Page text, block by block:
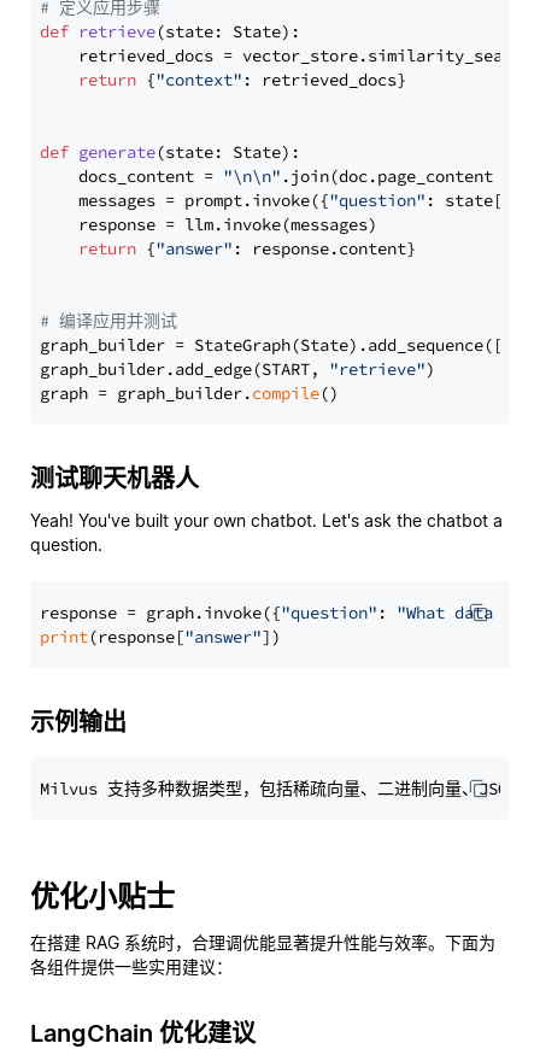
# 定义应用步骤
def retrieve(state: State):
retrieved_docs =
return {"context" : retrieved_docs}
def generate(state: State):
    docs_content =
"\n\n" .join(doc.page_content
    messages = prompt.invoke({
"question" : state[
    response = llm.invoke(messages)
return {"answer" : response.content}
# 编译应用并测试
graph_builder =
graph_builder.add_edge(START, "retrieve")
graph = graph_builder.compile
测试聊天机器人
Yeah! You've built your own chatbot. Let's ask the chatbot a
question.
response = graph.invoke({"question" : "What data
print(response["answer"
示例输出
优化小贴士
在搭建 RAG 系统时，合理调优能显著提升性能与效率。下面为
各组件提供一些实用建议：
LangChain 优化建议